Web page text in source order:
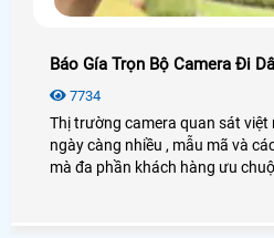
Báo Gía Trọn Bộ Camera Đi
7734
Thị trường camera quan sát việt
ngày càng nhiều , mẫu mã và
mà đa phần khách hàng ưu